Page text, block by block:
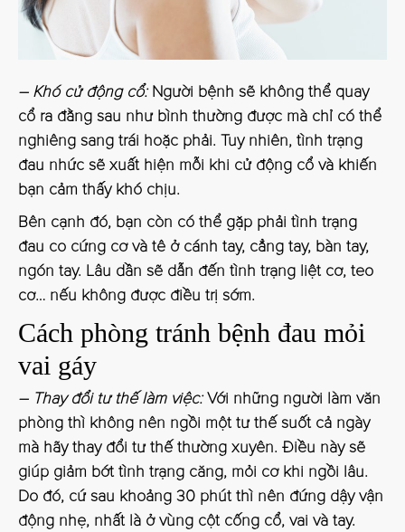
– Khó cử động cổ: Người bệnh sẽ không thể quay
cổ ra đằng sau như bình thường được mà chỉ có thể
nghiêng sang trái hoặc phải. Tuy nhiên, tình trạng
đau nhức sẽ xuất hiện mỗi khi cử động cổ và khiến
bạn cảm thấy khó chịu.
Bên cạnh đó, bạn còn có thể gặp phải tình trạng
đau co cứng cơ và tê ở cánh tay, cẳng tay, bàn tay,
ngón tay. Lâu dần sẽ dẫn đến tình trạng liệt cơ, teo
cơ… nếu không được điều trị sớm.
Cách phòng tránh bệnh đau mỏi
vai gáy
– Thay đổi tư thế làm việc:Với những người làm văn
phòng thì không nên ngồi một tư thế suốt cả ngày
mà hãy thay đổi tư thế thường xuyên. Điều này sẽ
giúp giảm bớt tình trạng căng, mỏi cơ khi ngồi lâu.
Do đó, cứ sau khoảng 30 phút thì nên đứng dậy vận
động nhẹ, nhất là ở vùng cột cống cổ, vai và tay.